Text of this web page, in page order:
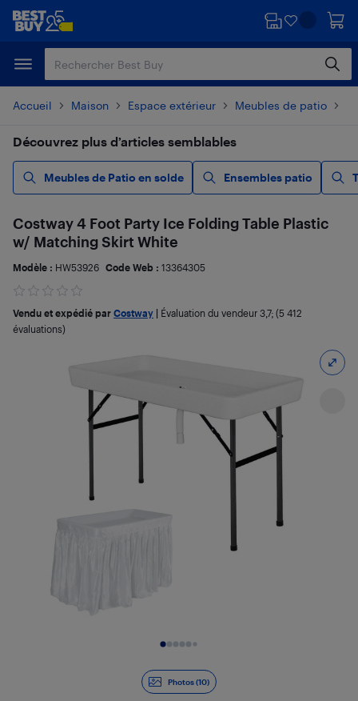
Passer
principal
Passer
Accueil Maison Espace extérieur Meubles de patio
Découvrez plus d’articles semblables
Meubles de Patio en solde Ensembles patio
Photos (10)
Costway 4 Foot Party Ice Folding Table Plastic
w/ Matching Skirt White
Modèle : HW53926 Code Web : 13364305
Vendu et expédié par Costway Évaluation du vendeur 3,7; (5 412
évaluations)